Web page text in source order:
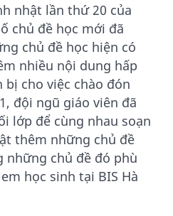
nhật lần thứ 20 của
chủ đề học mới đã
chủ đề học hiện có
nhiều nội dung hấp
cho việc chào đón
đội ngũ giáo viên đã
lớp để cùng nhau soạn
thêm những chủ đề
những chủ đề đó phù
học sinh tại BIS Hà